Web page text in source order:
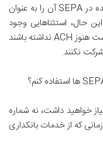
خیر – اگرچه بسیاری از بانک های شرکت کننده در SEPA آن را به عنوان
حال، استثناهایی وجود
دارد – اغلب بانک های کوچک تر که ممکن است هنوز ACH نداشته باشند
نکنند.
خواهید داشت، نه شماره
که از خدمات بانکداری